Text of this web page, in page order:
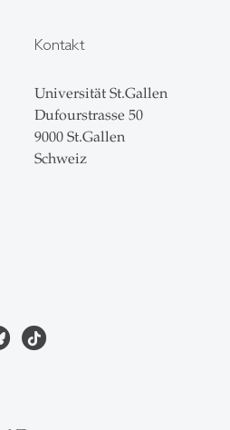
Kontakt
Universität St.Gallen
Dufourstrasse 50
9000 St.Gallen
Schweiz